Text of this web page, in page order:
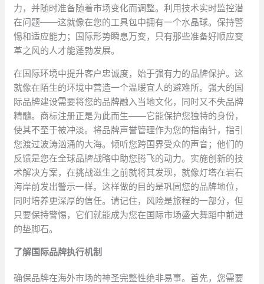
力，并随时准备随着市场变化而调整。利用技术实时监控潜
在问题——这就像在您的工具包中拥有一个水晶球。保持警
惕和适应能力；国际形势瞬息万变，只有那些准备好顺应变
革之风的人才能蓬勃发展。
在国际环境中提升客户忠诚度，始于强有力的品牌保护。这
就像在陌生的环境中营造一个温暖宜人的避难所。强大的国
际品牌建设需要将您的品牌融入当地文化，同时又不失品牌
精髓。商标注册正是为此而生——它能保护您独特的身份，
使其不至于被冲淡。将品牌声誉管理作为您的指南针，指引
您渡过波涛汹涌的大海。倾听您跨国界受众的声音；他们的
反馈是您在全球品牌战略中助您腾飞的动力。实施创新的技
术解决方案，在挑战滋生之前就将其发现，就像灯塔在岩石
海岸前发出警示一样。这样做的目的是巩固您的品牌地位，
同时培养更深厚的信任。请记住，风险是旅程的一部分，但
只要保持警惕，它们就能成为您在国际市场盛大舞蹈中前进
的垫脚石。
了解国际品牌执行机制
确保品牌在海外市场的神圣完整性绝非易事。首先，您需要